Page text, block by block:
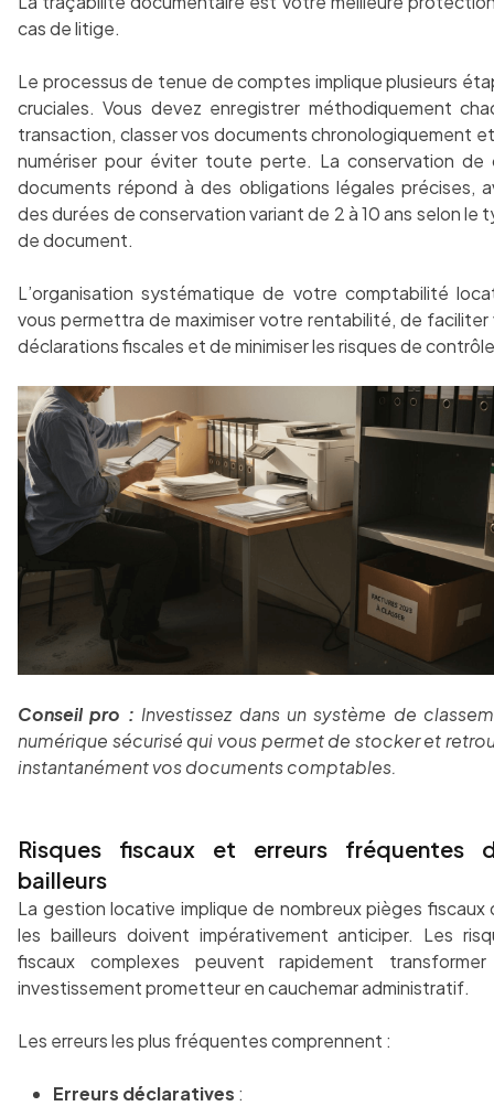
cas de litige.
Le processus de tenue de comptes implique plusieurs
cruciales. Vous devez enregistrer méthodiquement
transaction, classer vos documents chronologiquement
numériser pour éviter toute perte. La conservation de
documents répond à des obligations légales précises,
des durées de conservation variant de 2 à 10 ans selon le
de document.
L’organisation systématique de votre comptabilité
vous permettra de maximiser votre rentabilité, de faciliter
déclarations fiscales et de minimiser les risques de
Conseil pro : Investissez dans un système de
numérique sécurisé qui vous permet de stocker et
instantanément vos documents comptables.
Risques fiscaux et erreurs fréquentes
bailleurs
La gestion locative implique de nombreux pièges fiscaux
les bailleurs doivent impérativement anticiper. Les
fiscaux complexes peuvent rapidement
investissement prometteur en cauchemar administratif.
Les erreurs les plus fréquentes comprennent :
Erreurs déclaratives :